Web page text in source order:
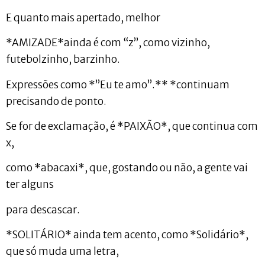
E quanto mais apertado, melhor
*AMIZADE*ainda é com “z”, como vizinho,
futebolzinho, barzinho.
Expressões como *”Eu te amo”.** *continuam
precisando de ponto.
Se for de exclamação, é *PAIXÃO*, que continua com
x,
como *abacaxi*, que, gostando ou não, a gente vai
ter alguns
para descascar.
*SOLITÁRIO* ainda tem acento, como *Solidário*,
que só muda uma letra,